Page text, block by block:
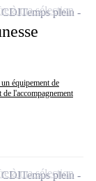
équipement de
l'accompagnement
CDITemps plein
à ma sélection
CDITemps plein
à ma sélection